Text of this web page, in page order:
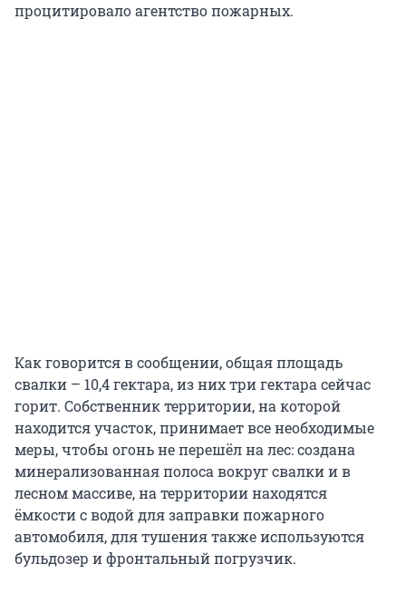
процитировало агентство пожарных.
Как говорится в сообщении, общая площадь
свалки – 10,4 гектара, из них три гектара сейчас
горит. Собственник территории, на которой
находится участок, принимает все необходимые
меры, чтобы огонь не перешёл на лес: создана
минерализованная полоса вокруг свалки и в
лесном массиве, на территории находятся
ёмкости с водой для заправки пожарного
автомобиля, для тушения также используются
бульдозер и фронтальный погрузчик.